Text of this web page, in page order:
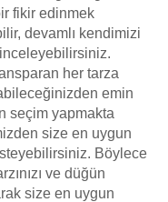
fikir edinmek
devamlı kendimizi
her tarza
emin
seçim yapmakta
size en uygun
Böylece
ve düğün
size en uygun